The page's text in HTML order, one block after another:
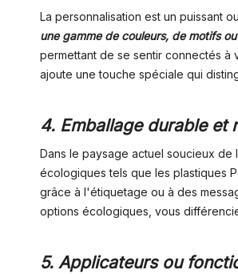
La personnalisation est un puissant
une gamme de couleurs, de motifs
permettant de se sentir connectés à
ajoute une touche spéciale qui
4. Emballage durable et
Dans le paysage actuel soucieux de
écologiques tels que les plastiques
grâce à l'étiquetage ou à des
options écologiques, vous
5. Applicateurs ou